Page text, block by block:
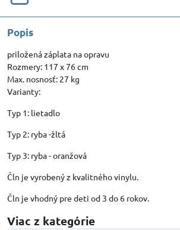
Popis
priložená záplata na opravu
Rozmery: 117 x 76 cm
Max. nosnosť: 27 kg
Varianty:
Typ 1: lietadlo
Typ 2: ryba -žltá
Typ 3: ryba - oranžová
Čln je vyrobený z kvalitného vinylu.
Čln je vhodný pre deti od 3 do 6 rokov.
Viac z kategórie